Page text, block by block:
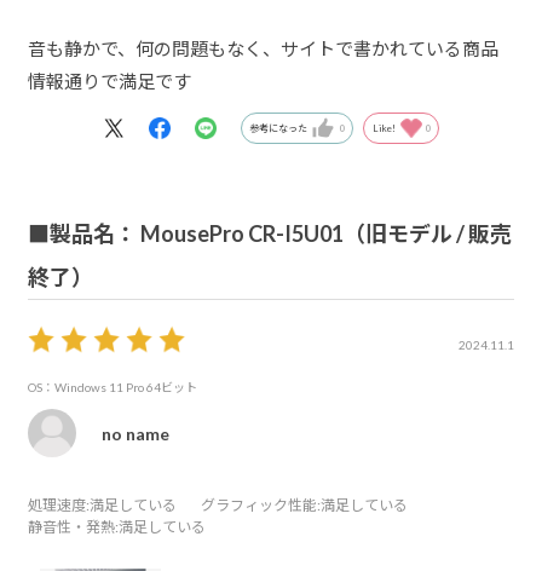
音も静かで、何の問題もなく、サイトで書かれている商品
情報通りで満足です
参考になった 0 Like! 0
■製品名： MousePro CR-I5U01（旧モデル / 販売
終了）
2024.11.1
OS：Windows 11 Pro 64ビット
no name
処理速度:満足している グラフィック性能:満足している
静音性・発熱:満足している